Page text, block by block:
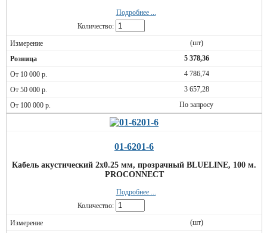
Подробнее ...
Количество:
(шт)
5 378,36
4 786,74
3 657,28
По запросу
01-6201-6
Кабель акустический 2х0.25 мм, прозрачный BLUELINE, 100 м.
PROCONNECT
Подробнее ...
Количество:
(шт)